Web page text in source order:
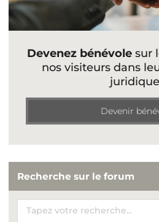
Devenez bénévolesur
nos visiteurs dans
Devenir
Recherche sur le forum